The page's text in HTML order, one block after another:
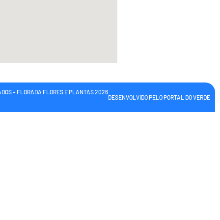
DESENVOLVIDO PELO PORTAL DO VERDE
– FLORADA FLORES E PLANTAS2026